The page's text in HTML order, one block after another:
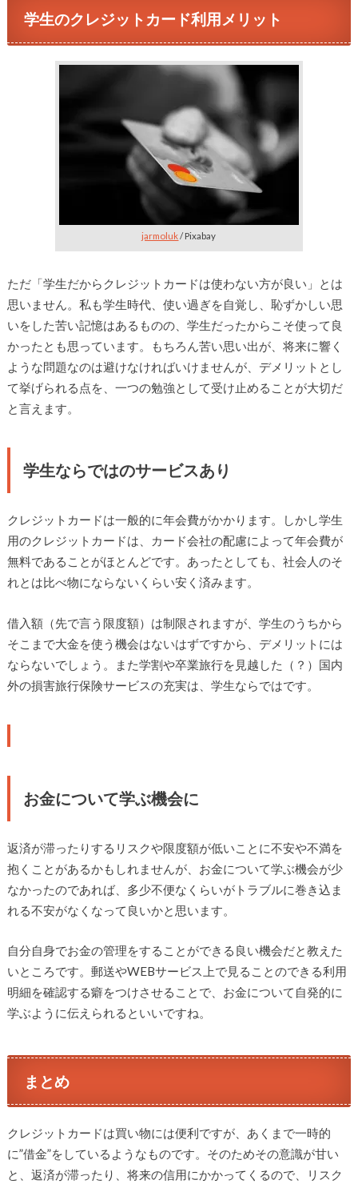
学生のクレジットカード利用メリット
jarmoluk/ Pixabay
ただ「学生だからクレジットカードは使わない方が良い」とは
思いません。私も学生時代、使い過ぎを自覚し、恥ずかしい思
いをした苦い記憶はあるものの、学生だったからこそ使って良
かったとも思っています。もちろん苦い思い出が、将来に響く
ような問題なのは避けなければいけませんが、デメリットとし
て挙げられる点を、一つの勉強として受け止めることが大切だ
と言えます。
学生ならではのサービスあり
クレジットカードは一般的に年会費がかかります。しかし学生
用のクレジットカードは、カード会社の配慮によって年会費が
無料であることがほとんどです。あったとしても、社会人のそ
れとは比べ物にならないくらい安く済みます。
借入額（先で言う限度額）は制限されますが、学生のうちから
そこまで大金を使う機会はないはずですから、デメリットには
ならないでしょう。また学割や卒業旅行を見越した（？）国内
外の損害旅行保険サービスの充実は、学生ならではです。
お金について学ぶ機会に
返済が滞ったりするリスクや限度額が低いことに不安や不満を
抱くことがあるかもしれませんが、お金について学ぶ機会が少
なかったのであれば、多少不便なくらいがトラブルに巻き込ま
れる不安がなくなって良いかと思います。
自分自身でお金の管理をすることができる良い機会だと教えた
いところです。郵送やWEBサービス上で見ることのできる利用
明細を確認する癖をつけさせることで、お金について自発的に
学ぶように伝えられるといいですね。
まとめ
クレジットカードは買い物には便利ですが、あくまで一時的
に”借金”をしているようなものです。そのためその意識が甘い
と、返済が滞ったり、将来の信用にかかってくるので、リスク